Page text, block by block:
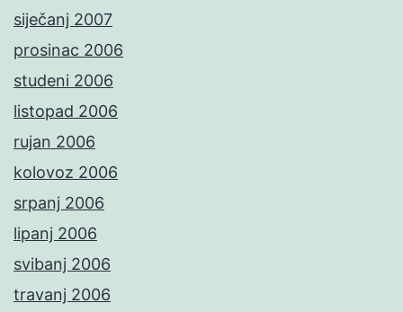
siječanj 2007
prosinac 2006
studeni 2006
listopad 2006
rujan 2006
kolovoz 2006
srpanj 2006
lipanj 2006
svibanj 2006
travanj 2006